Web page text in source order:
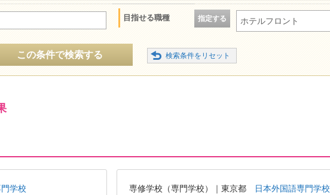
目指せる職種 指定する ホテルフロント
この条件で検索する
学校 専修学校（専門学校）｜東京都 日本外国語専門学校